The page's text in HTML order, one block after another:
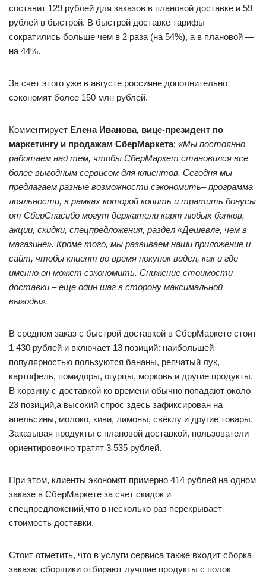
составит 129 рублей для заказов в плановой доставке и 59
рублей в быстрой. В быстрой доставке тарифы
сократились больше чем в 2 раза (на 54%), а в плановой —
на 44%.
За счет этого уже в августе россияне дополнительно
сэкономят более 150 млн рублей.
Комментирует Елена Иванова, вице-президент по
маркетингу и продажам СберМаркета: «Мы постоянно
работаем над тем, чтобы СберМаркет становился все
более выгодным сервисом для клиентов. Сегодня мы
предлагаем разные возможности сэкономить– программа
лояльности, в рамках которой копить и тратить бонусы
от СберСпасибо могут держатели карт любых банков,
акции, скидки, спецпредложения, раздел «Дешевле, чем в
магазине». Кроме того, мы развиваем наши приложение и
сайт, чтобы клиент во время покупок видел, как и где
именно он может сэкономить. Снижение стоимости
доставки – еще один шаг в сторону максимальной
выгоды».
В среднем заказ с быстрой доставкой в СберМаркете стоит
1 430 рублей и включает 13 позиций: наибольшей
популярностью пользуются бананы, репчатый лук,
картофель, помидоры, огурцы, морковь и другие продукты.
В корзину с доставкой ко времени обычно попадают около
23 позиций,а высокий спрос здесь зафиксирован на
апельсины, молоко, киви, лимоны, свёклу и другие товары.
Заказывая продукты с плановой доставкой, пользователи
ориентировочно тратят 3 535 рублей.
При этом, клиенты экономят примерно 414 рублей на одном
заказе в СберМаркете за счет скидок и
спецпредложений,что в несколько раз перекрывает
стоимость доставки.
Стоит отметить, что в услуги сервиса также входит сборка
заказа: сборщики отбирают лучшие продукты с полок